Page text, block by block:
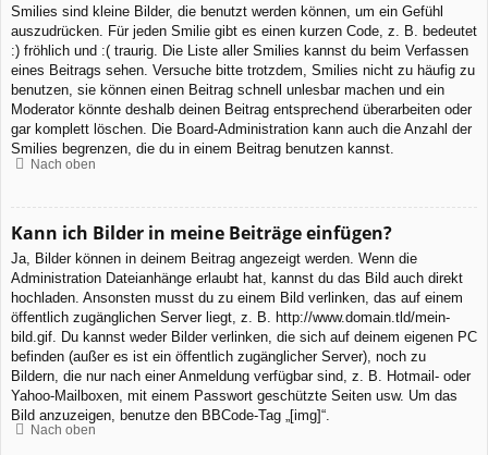
Smilies sind kleine Bilder, die benutzt werden können, um ein Gefühl
auszudrücken. Für jeden Smilie gibt es einen kurzen Code, z. B. bedeutet
:) fröhlich und :( traurig. Die Liste aller Smilies kannst du beim Verfassen
eines Beitrags sehen. Versuche bitte trotzdem, Smilies nicht zu häufig zu
benutzen, sie können einen Beitrag schnell unlesbar machen und ein
Moderator könnte deshalb deinen Beitrag entsprechend überarbeiten oder
gar komplett löschen. Die Board-Administration kann auch die Anzahl der
Smilies begrenzen, die du in einem Beitrag benutzen kannst.
Nach oben
Kann ich Bilder in meine Beiträge einfügen?
Ja, Bilder können in deinem Beitrag angezeigt werden. Wenn die
Administration Dateianhänge erlaubt hat, kannst du das Bild auch direkt
hochladen. Ansonsten musst du zu einem Bild verlinken, das auf einem
öffentlich zugänglichen Server liegt, z. B. http://www.domain.tld/mein-
bild.gif. Du kannst weder Bilder verlinken, die sich auf deinem eigenen PC
befinden (außer es ist ein öffentlich zugänglicher Server), noch zu
Bildern, die nur nach einer Anmeldung verfügbar sind, z. B. Hotmail- oder
Yahoo-Mailboxen, mit einem Passwort geschützte Seiten usw. Um das
Bild anzuzeigen, benutze den BBCode-Tag „[img]“.
Nach oben